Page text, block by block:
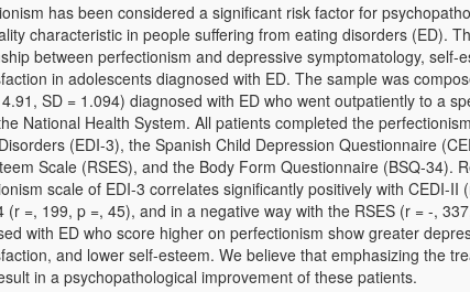
has been considered a significant risk factor for
characteristic in people suffering from eating disorders (ED).
between perfectionism and depressive symptomatology, self-
in adolescents diagnosed with ED. The sample was
SD = 1.094) diagnosed with ED who went outpatiently to a
National Health System. All patients completed the
(EDI-3), the Spanish Child Depression Questionnaire
Scale (RSES), and the Body Form Questionnaire (BSQ-34).
scale of EDI-3 correlates significantly positively with CEDI-II
(r =, 199, p =, 45), and in a negative way with the RSES (r = -,
with ED who score higher on perfectionism show greater
and lower self-esteem. We believe that emphasizing the
in a psychopathological improvement of these patients.